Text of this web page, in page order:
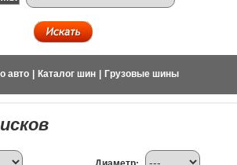
авто Каталог шин Грузовые шины